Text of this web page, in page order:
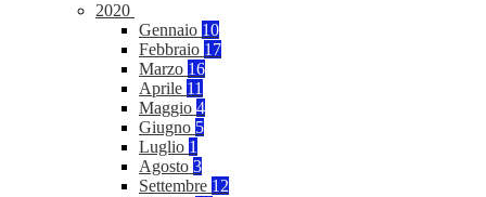
2020
Gennaio 10
Febbraio 17
Marzo 16
Aprile 11
Maggio 4
Giugno 5
Luglio 1
Agosto 3
Settembre 12